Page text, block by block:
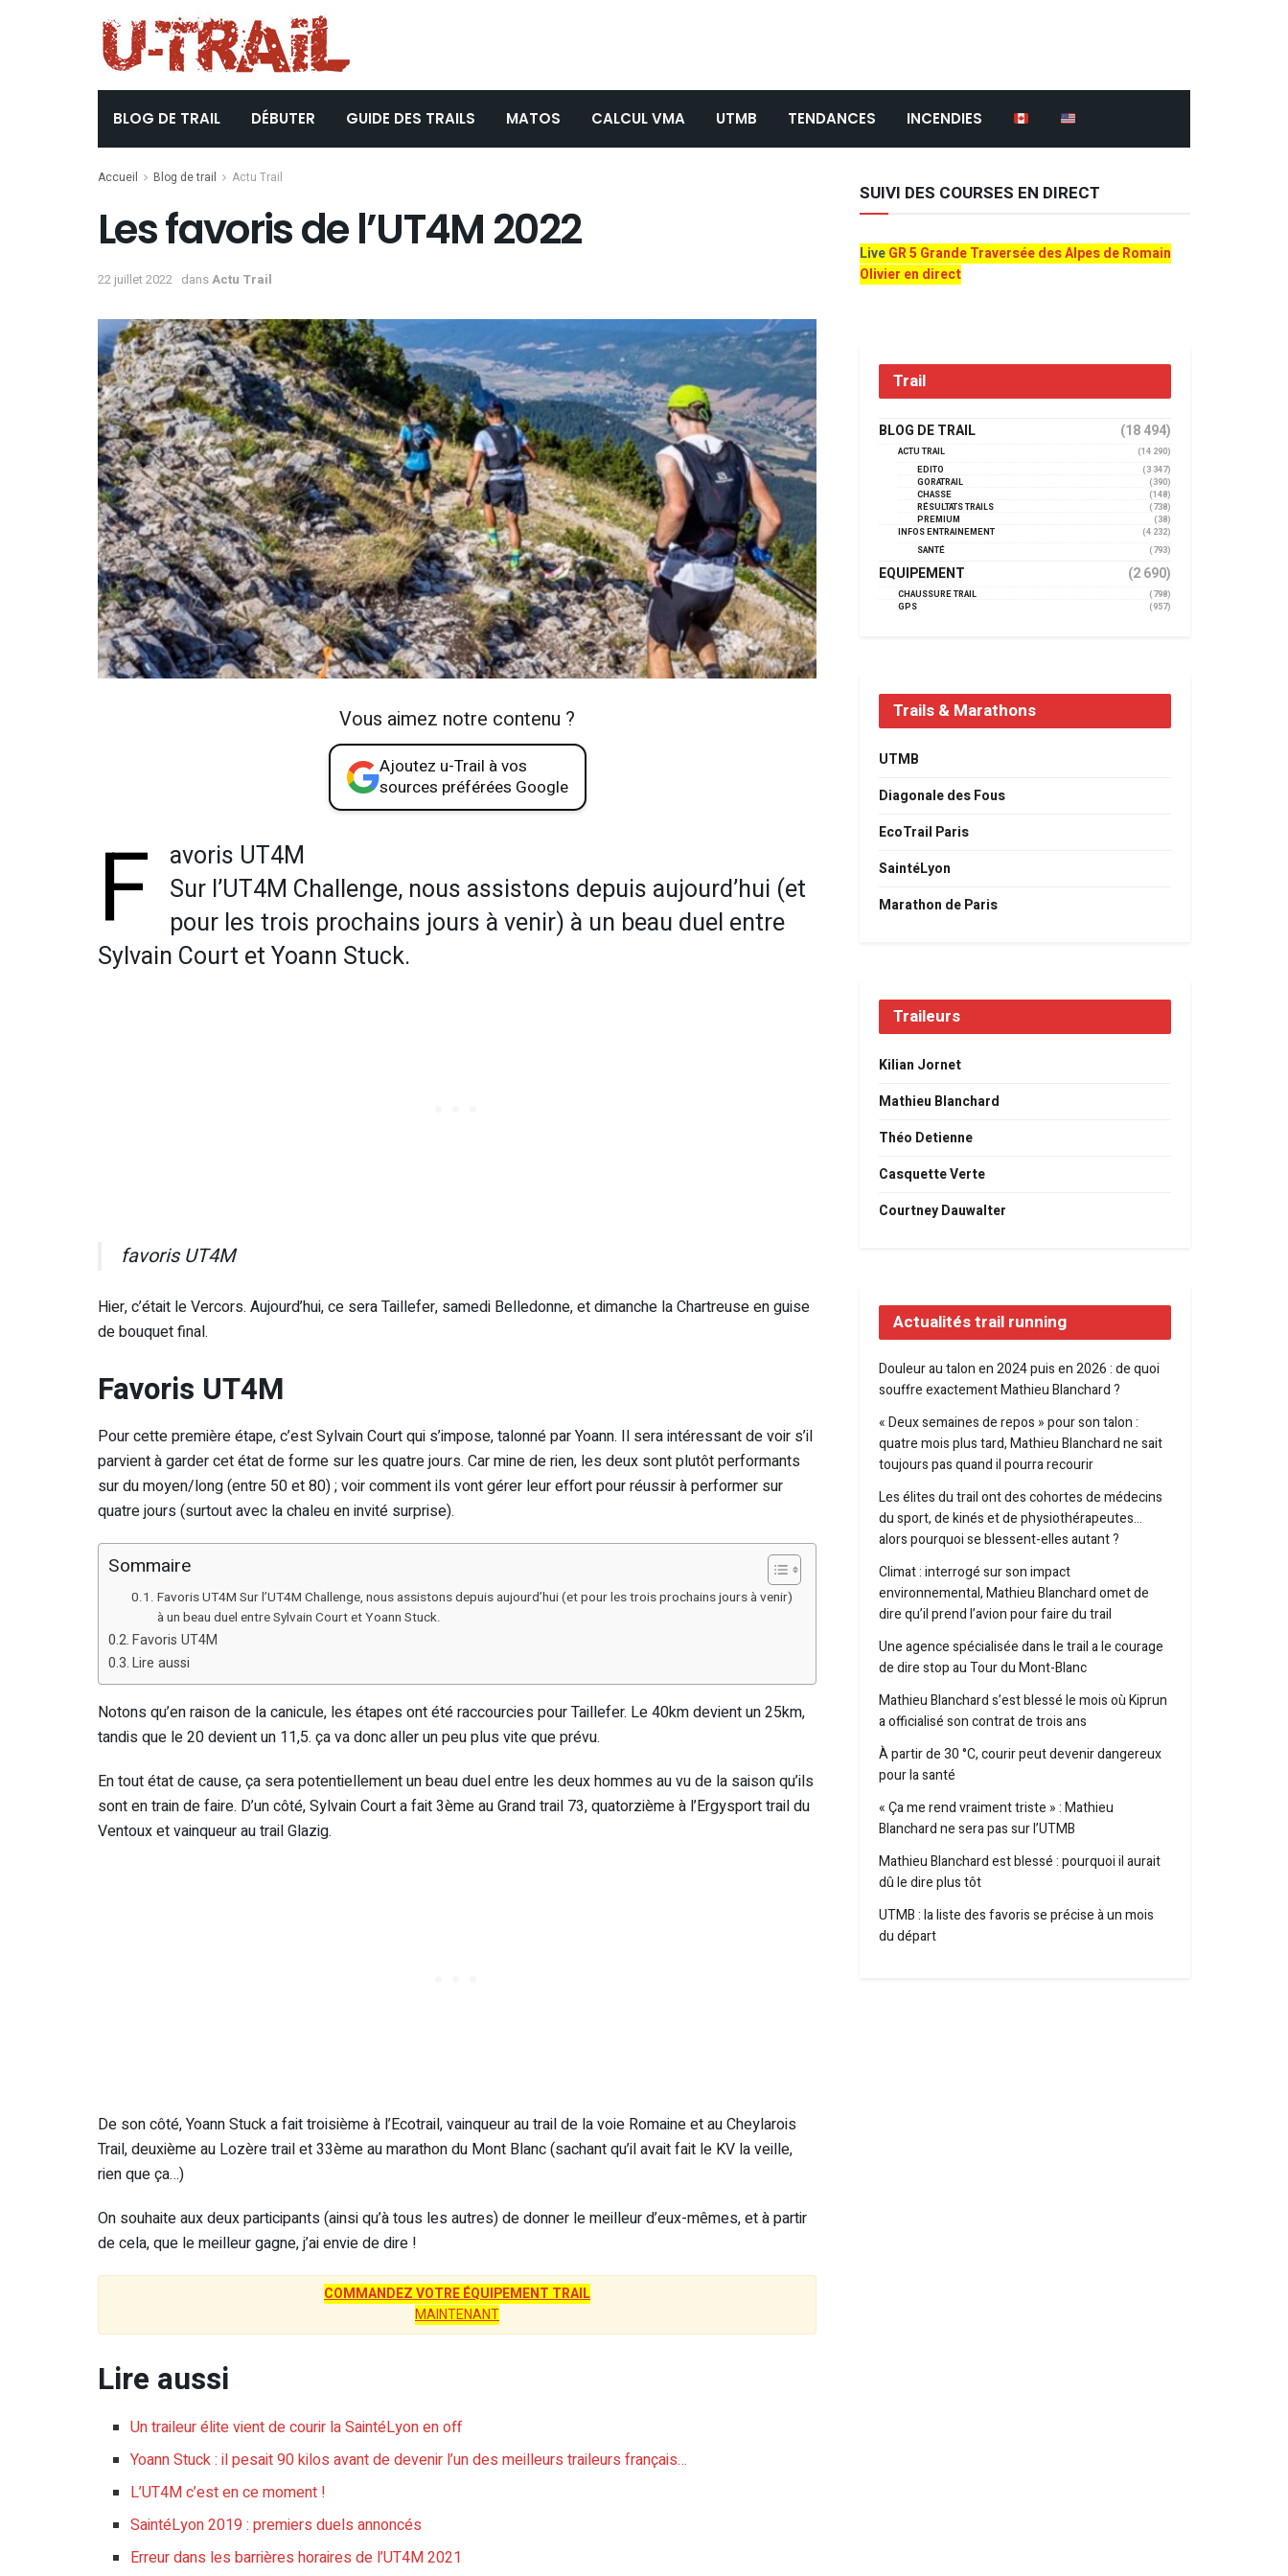
BLOG DE TRAIL DÉBUTER GUIDE DES TRAILS MATOS CALCUL VMA UTMB TENDANCES INCENDIES
Accueil Blog de trail Actu Trail
Les favoris de l’UT4M 2022
22 juillet 2022 dansActu Trail
Vous aimez notre contenu ?
Ajoutez u-Trail à vos
sources préférées Google
F
avoris UT4M
Sur l’UT4M Challenge, nous assistons depuis aujourd’hui (et
pour les trois prochains jours à venir) à un beau duel entre
Sylvain Court et Yoann Stuck.
favoris UT4M
Hier, c’était le Vercors. Aujourd’hui, ce sera Taillefer, samedi Belledonne, et dimanche la Chartreuse en guise
de bouquet final.
Favoris UT4M
Pour cette première étape, c’est Sylvain Court qui s’impose, talonné par Yoann. Il sera intéressant de voir s’il
parvient à garder cet état de forme sur les quatre jours. Car mine de rien, les deux sont plutôt performants
sur du moyen/long (entre 50 et 80) ; voir comment ils vont gérer leur effort pour réussir à performer sur
quatre jours (surtout avec la chaleu en invité surprise).
Sommaire
Favoris UT4M Sur l’UT4M Challenge, nous assistons depuis aujourd’hui (et pour les trois prochains jours à venir)
à un beau duel entre Sylvain Court et Yoann Stuck.
Favoris UT4M
Lire aussi
Notons qu’en raison de la canicule, les étapes ont été raccourcies pour Taillefer. Le 40km devient un 25km,
tandis que le 20 devient un 11,5. ça va donc aller un peu plus vite que prévu.
En tout état de cause, ça sera potentiellement un beau duel entre les deux hommes au vu de la saison qu’ils
sont en train de faire. D’un côté, Sylvain Court a fait 3ème au Grand trail 73, quatorzième à l’Ergysport trail du
Ventoux et vainqueur au trail Glazig.
De son côté, Yoann Stuck a fait troisième à l’Ecotrail, vainqueur au trail de la voie Romaine et au Cheylarois
Trail, deuxième au Lozère trail et 33ème au marathon du Mont Blanc (sachant qu’il avait fait le KV la veille,
rien que ça…)
On souhaite aux deux participants (ainsi qu’à tous les autres) de donner le meilleur d’eux-mêmes, et à partir
de cela, que le meilleur gagne, j’ai envie de dire !
COMMANDEZ VOTRE ÉQUIPEMENT TRAIL
MAINTENANT
Lire aussi
Un traileur élite vient de courir la SaintéLyon en off
Yoann Stuck : il pesait 90 kilos avant de devenir l’un des meilleurs traileurs français…
L’UT4M c’est en ce moment !
SaintéLyon 2019 : premiers duels annoncés
Erreur dans les barrières horaires de l’UT4M 2021
SUIVI DES COURSES EN DIRECT
LiveGR 5 Grande Traversée des Alpes de Romain
Olivier en direct
Trail
BLOG DE TRAIL (18 494)
ACTU TRAIL
(14 290)
EDITO
(3 347)
GORATRAIL
(390)
CHASSE
(148)
RÉSULTATS TRAILS
(738)
PREMIUM
(38)
INFOS ENTRAINEMENT
(4 232)
SANTÉ
(793)
EQUIPEMENT (2 690)
CHAUSSURE TRAIL
(798)
GPS
(957)
Trails & Marathons
UTMB
Diagonale des Fous
EcoTrail Paris
SaintéLyon
Marathon de Paris
Traileurs
Kilian Jornet
Mathieu Blanchard
Théo Detienne
Casquette Verte
Courtney Dauwalter
Actualités trail running
Douleur au talon en 2024 puis en 2026 : de quoi
souffre exactement Mathieu Blanchard ?
« Deux semaines de repos » pour son talon :
quatre mois plus tard, Mathieu Blanchard ne sait
toujours pas quand il pourra recourir
Les élites du trail ont des cohortes de médecins
du sport, de kinés et de physiothérapeutes…
alors pourquoi se blessent-elles autant ?
Climat : interrogé sur son impact
environnemental, Mathieu Blanchard omet de
dire qu’il prend l’avion pour faire du trail
Une agence spécialisée dans le trail a le courage
de dire stop au Tour du Mont-Blanc
Mathieu Blanchard s’est blessé le mois où Kiprun
a officialisé son contrat de trois ans
À partir de 30 °C, courir peut devenir dangereux
pour la santé
« Ça me rend vraiment triste » : Mathieu
Blanchard ne sera pas sur l’UTMB
Mathieu Blanchard est blessé : pourquoi il aurait
dû le dire plus tôt
UTMB : la liste des favoris se précise à un mois
du départ